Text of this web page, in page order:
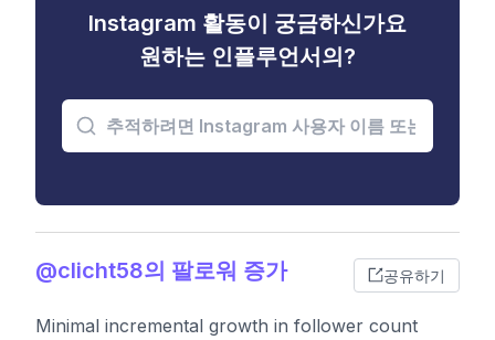
Instagram 활동이 궁금하신가요
원하는 인플루언서의?
@clicht58의 팔로워 증가 공유하기
Minimal incremental growth in follower count